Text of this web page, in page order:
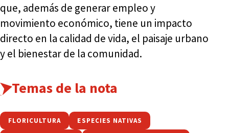
que, además de generar empleo y
movimiento económico, tiene un impacto
directo en la calidad de vida, el paisaje urbano
y el bienestar de la comunidad.
Temas de la nota
FLORICULTURA ESPECIES NATIVAS